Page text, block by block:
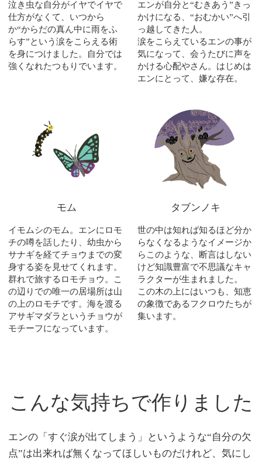
泣き虫な自分がイヤでイヤで
仕方がなくて、いつから
か“からだの真ん中に雨をふ
らす”という涙をこらえる術
を身につけました。自分では
強くなれたつもりでいます。
エンが自分と“むきあう”きっ
かけになる、“おむかい”へ引
っ越してきた人。
涙をこらえているエンの事が
気になって、会うたびに声を
かける心配やさん。はじめは
エンにとって、嫌な存在。
モム
イモムシのモム。エンにロモ
チの噂を話したり、幼虫から
サナギを経てチョウまでの変
身する姿を見せてくれます。
群れで旅するロモチョウ。こ
の辺りでの唯一の居場所は山
の上のロモチです。海を渡る
アサギマダラというチョウが
モチーフになっています。
タブンノキ
世の中は知れば知るほど分か
らなくなるようなイメージか
らこのような、断言はしない
けど知識豊富で不思議なキャ
ラクターが生まれました。
この木の上にはいつも、知恵
の象徴であるフクロウたちが
集います。
こんな気持ちで作りました
エンの「すぐ涙が出てしまう」というような“自分の欠
点”は出来れば無くなってほしいものだけれど、気にし